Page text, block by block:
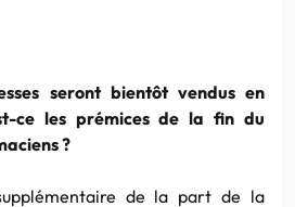
seront bientôt vendus en
ce les prémices de la fin du
?
de la part de la